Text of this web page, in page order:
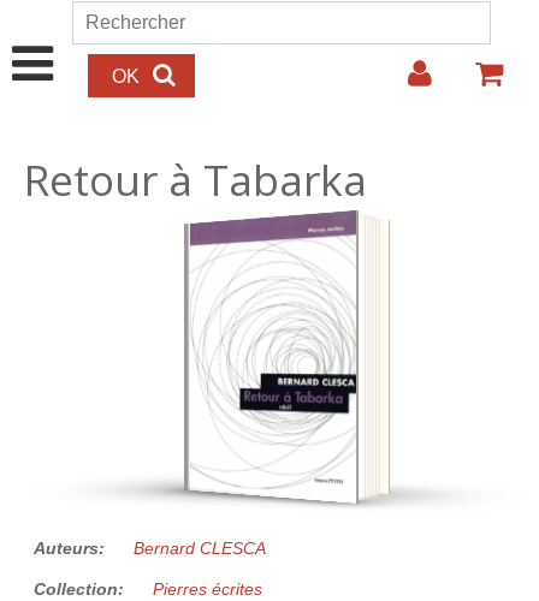
Aller au contenu principal
Formulaire de recherche
Rechercher
Retour à Tabarka
15.00€
Auteurs: Bernard CLESCA
Collection: Pierres écrites